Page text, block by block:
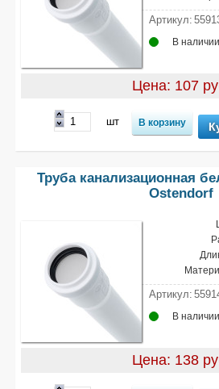
Артикул:
В наличии
Цена: 107
шт
Труба канализационная
Ostendorf
Артикул:
В наличии
Цена: 138